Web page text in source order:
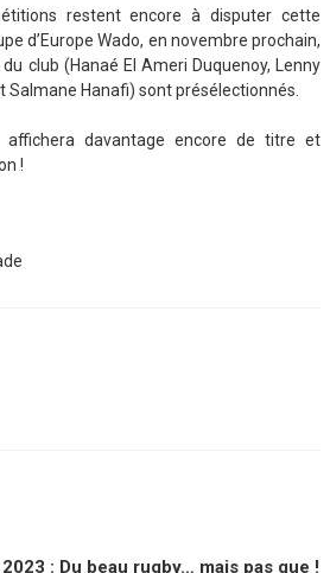
restent encore à disputer cette
d’Europe Wado, en novembre prochain,
club (Hanaé El Ameri Duquenoy, Lenny
Salmane Hanafi) sont présélectionnés.
davantage encore de titre et
!
: Du beau rugby… mais pas que !